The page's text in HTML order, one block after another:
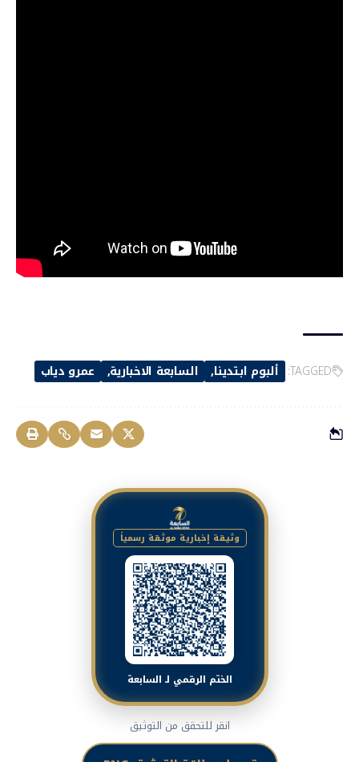
TAGGED: ألبوم ابتدينا السابعة الاخبارية عمرو دياب
وثيقة إخبارية موثقة رسمياً
الختم الرقمي لـ السابعة
انقر للتحقق من التوثيق